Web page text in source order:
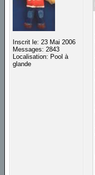
Inscrit le: 23 Mai 2006
Messages: 2843
Localisation: Pool à
glande